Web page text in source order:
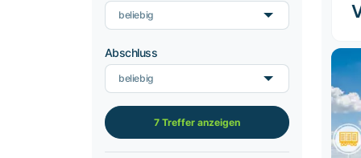
beliebig
Abschluss
beliebig
7 Treffer anzeigen